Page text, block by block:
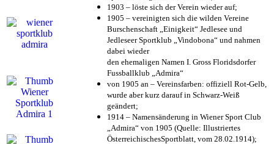
1903 – löste sich der Verein wieder auf;
1905 – vereinigten sich die wilden Vereine
Burschenschaft „Einigkeit“ Jedlesee und
Jedleseer Sportklub „Vindobona“ und nahmen
dabei wieder
den ehemaligen Namen I. Gross Floridsdorfer
Fussballklub „Admira“
von 1905 an – Vereinsfarben: offiziell Rot-Gelb,
wurde aber kurz darauf in Schwarz-Weiß
geändert;
1914 – Namensänderung in Wiener Sport Club
„Admira“ von 1905 (Quelle: Illustriertes
ÖsterreichischesSportblatt, vom 28.02.1914);